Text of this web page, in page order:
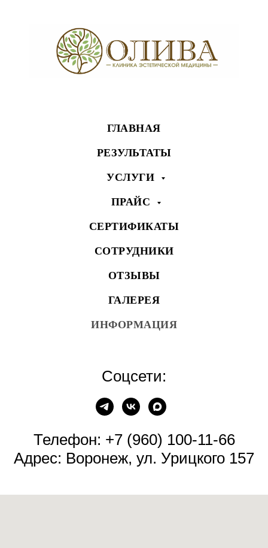
ГЛАВНАЯ
РЕЗУЛЬТАТЫ
УСЛУГИ
ПРАЙС
СЕРТИФИКАТЫ
СОТРУДНИКИ
ОТЗЫВЫ
ГАЛЕРЕЯ
ИНФОРМАЦИЯ
Соцсети:
Телефон: +7 (960) 100-11-66
Адрес: Воронеж, ул. Урицкого 157